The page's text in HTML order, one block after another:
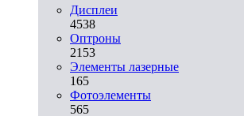
Дисплеи
4538
Оптроны
2153
Элементы лазерные
165
Фотоэлементы
565